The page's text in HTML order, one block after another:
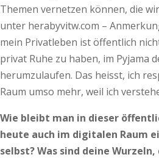
Themen ver­net­­zen können, die
unter herabyvitw.com –
mein Privatleben ist öffentlich
privat Ruhe zu haben, im Pyjama
herumzulaufen. Das heisst, ich
Raum umso mehr, weil ich
Wie bleibt man in dieser
heute auch im digitalen Raum
selbst? Was sind deine